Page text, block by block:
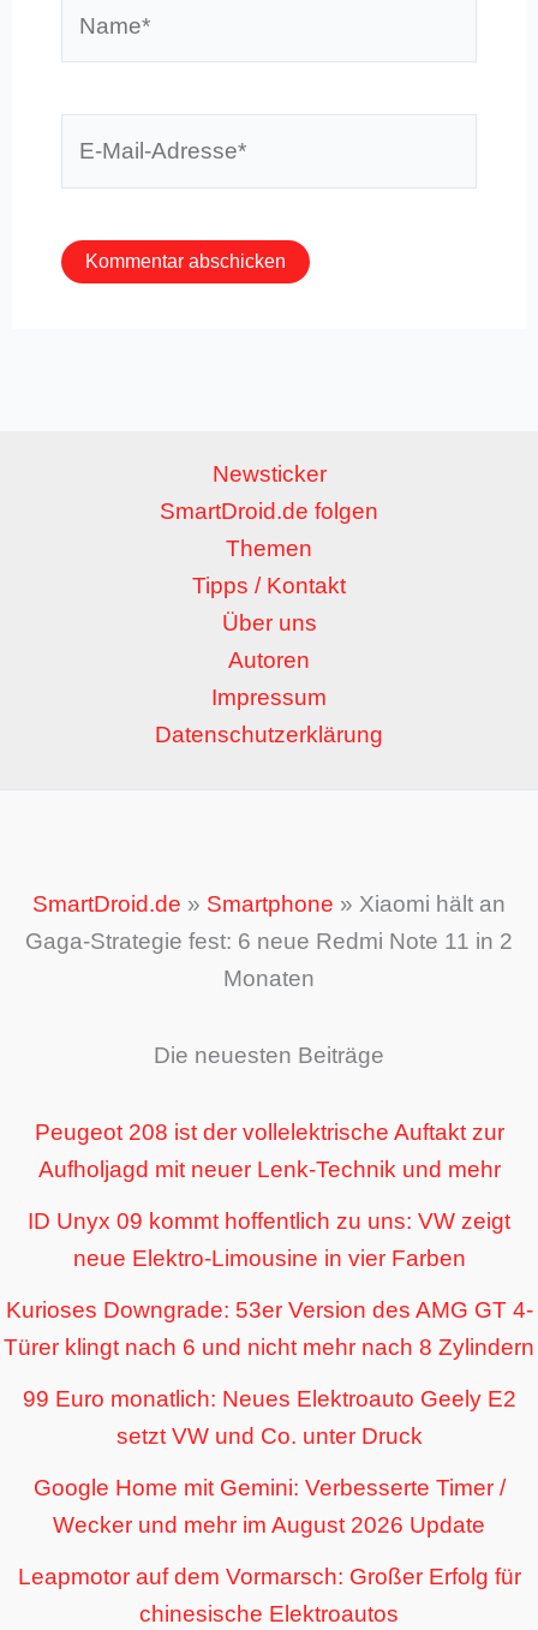
Newsticker
SmartDroid.de folgen
Themen
Tipps / Kontakt
Über uns
Autoren
Impressum
Datenschutzerklärung
SmartDroid.de » Smartphone » Xiaomi hält an
Gaga-Strategie fest: 6 neue Redmi Note 11 in 2
Monaten
Die neuesten Beiträge
Peugeot 208 ist der vollelektrische Auftakt zur
Aufholjagd mit neuer Lenk-Technik und mehr
ID Unyx 09 kommt hoffentlich zu uns: VW zeigt
neue Elektro-Limousine in vier Farben
Kurioses Downgrade: 53er Version des AMG GT 4-
Türer klingt nach 6 und nicht mehr nach 8 Zylindern
99 Euro monatlich: Neues Elektroauto Geely E2
setzt VW und Co. unter Druck
Google Home mit Gemini: Verbesserte Timer /
Wecker und mehr im August 2026 Update
Leapmotor auf dem Vormarsch: Großer Erfolg für
chinesische Elektroautos